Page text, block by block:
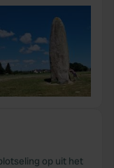
op uit het